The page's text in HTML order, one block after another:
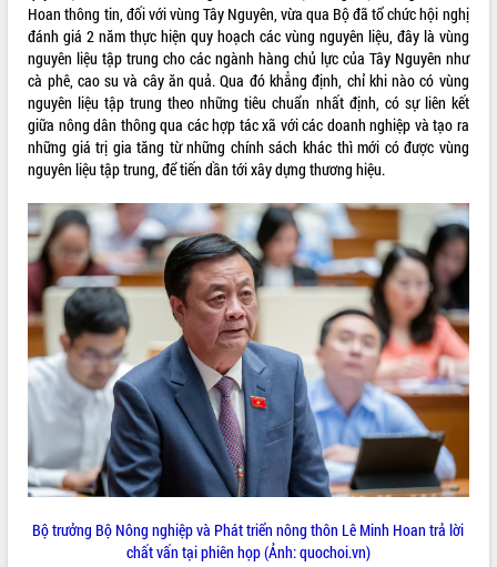
Xây dựng nông thôn mới: Nâng cao đời
sống người dân từ những mô hình thiết
thực
Quyết liệt tháo gỡ vướng mắc, đẩy
nhanh tiến độ các dự án trọng điểm
trong Khu kinh tế Nam Phú Yên
Hòn Yến phát triển du lịch gắn với bảo
tồn biển
Lấy ý kiến điều chỉnh Quy hoạch tỉnh
Đắk Lắk thời kỳ 2021-2030, tầm nhìn
đến năm 2050
Phát động chiến dịch 30 ngày đêm
giải phóng mặt bằng Tuyến đường bộ
ven biển
Đắk Lắk nỗ lực thúc đẩy tăng trưởng
kinh tế từ 10% trở lên trong Quý
II/2026
Đắk Lắk ký kết thỏa thuận hợp tác về
chuyển đổi số giai đoạn 2026 – 2030
với Tập đoàn Bưu chính Viễn thông
Việt Nam
Đắk Lắk về phát triển nhân lực y tế
cho trạm y tế cấp xã
Hoan thông tin, đối với vùng Tây Nguyên, vừa qua Bộ đã tổ chức hội nghị
đánh giá 2 năm thực hiện quy hoạch các vùng nguyên liệu, đây là vùng
nguyên liệu tập trung cho các ngành hàng chủ lực của Tây Nguyên như
cà phê, cao su và cây ăn quả. Qua đó khẳng định, chỉ khi nào có vùng
nguyên liệu tập trung theo những tiêu chuẩn nhất định, có sự liên kết
giữa nông dân thông qua các hợp tác xã với các doanh nghiệp và tạo ra
những giá trị gia tăng từ những chính sách khác thì mới có được vùng
nguyên liệu tập trung, để tiến dần tới xây dựng thương hiệu.
Bộ trưởng Bộ Nông nghiệp và Phát triển nông thôn Lê Minh Hoan trả lời
chất vấn tại phiên họp (Ảnh: quochoi.vn)